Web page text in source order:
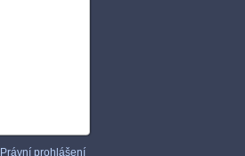
Právní prohlášení